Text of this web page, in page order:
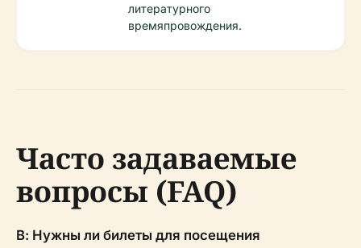
литературного
времяпровождения.
Часто задаваемые
вопросы (FAQ)
В: Нужны ли билеты для посещения